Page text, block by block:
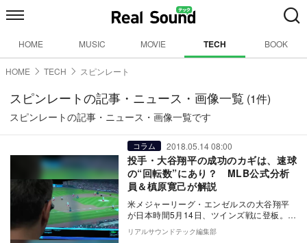
HOME MUSIC MOVIE TECH BOOK
HOME TECH スピンレート
スピンレートの記事・ニュース・画像一覧 (1件)
スピンレートの記事・ニュース・画像一覧です
コラム 2018.05.14 08:00
投手・大谷翔平の成功のカギは、速球
の“回転数”にあり？ MLB公式分析
員＆槙原寛己が解説
米メジャーリーグ・エンゼルスの大谷翔平
が日本時間5月14日、ツインズ戦に登板。勝
ち星こそつかなかったが、7回途中1失点、
11奪三…
リアルサウンドテック編集部